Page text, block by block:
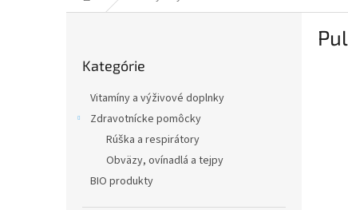
kategórie
Kategórie
Vitamíny a výživové doplnky
Zdravotnícke pomôcky
Rúška a respirátory
Obväzy, ovínadlá a tejpy
BIO produkty